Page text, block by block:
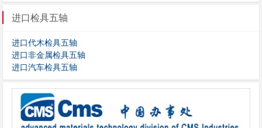
进口检具五轴
进口代木检具五轴
进口非金属检具五轴
进口汽车检具五轴